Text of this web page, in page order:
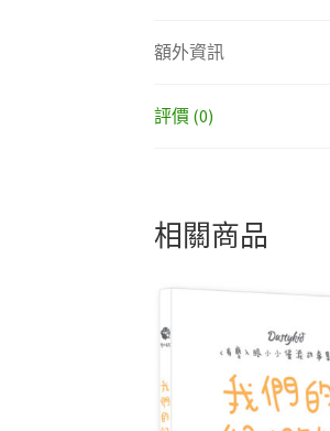
額外資訊
評價 (0)
相關商品